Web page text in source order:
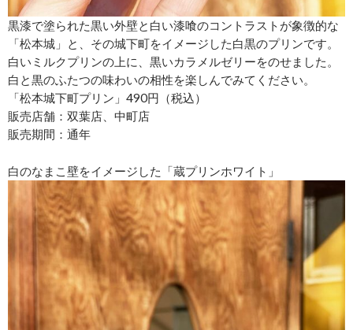
黒漆で塗られた黒い外壁と白い漆喰のコントラストが象徴的な
「松本城」と、その城下町をイメージした白黒のプリンです。
白いミルクプリンの上に、黒いカラメルゼリーをのせました。
白と黒のふたつの味わいの相性を楽しんでみてください。
「松本城下町プリン」490円（税込）
販売店舗：双葉店、中町店
販売期間：通年
白のなまこ壁をイメージした「蔵プリンホワイト」